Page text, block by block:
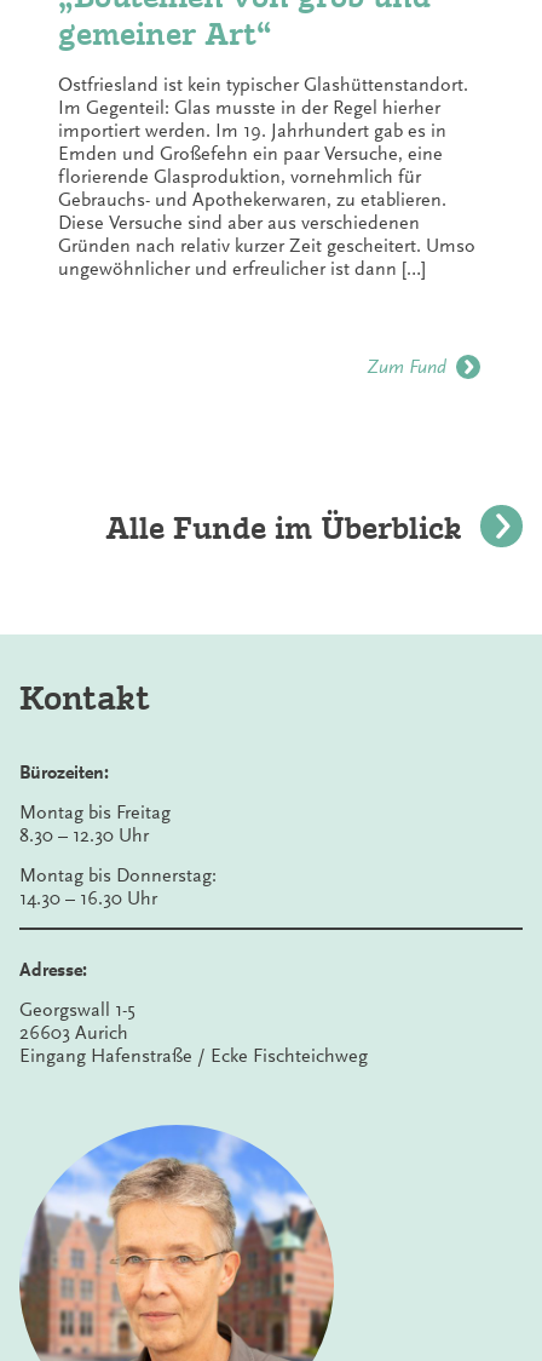
gemeiner Art“
Ostfriesland ist kein typischer Glashüttenstandort.
Im Gegenteil: Glas musste in der Regel hierher
importiert werden. Im 19. Jahrhundert gab es in
Emden und Großefehn ein paar Versuche, eine
florierende Glasproduktion, vornehmlich für
Gebrauchs- und Apothekerwaren, zu etablieren.
Diese Versuche sind aber aus verschiedenen
Gründen nach relativ kurzer Zeit gescheitert. Umso
ungewöhnlicher und erfreulicher ist dann […]
Zum Fund
Alle Funde im Überblick
Kontakt
Bürozeiten:
Montag bis Freitag
8.30 – 12.30 Uhr
Montag bis Donnerstag:
14.30 – 16.30 Uhr
Adresse:
Georgswall 1-5
26603 Aurich
Eingang Hafenstraße / Ecke Fischteichweg